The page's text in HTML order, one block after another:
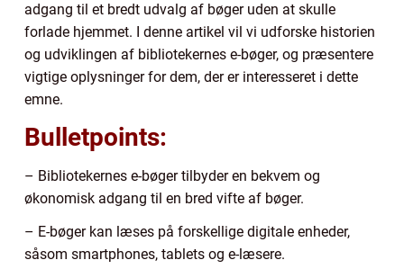
adgang til et bredt udvalg af bøger uden at skulle
forlade hjemmet. I denne artikel vil vi udforske historien
og udviklingen af bibliotekernes e-bøger, og præsentere
vigtige oplysninger for dem, der er interesseret i dette
emne.
Bulletpoints:
– Bibliotekernes e-bøger tilbyder en bekvem og
økonomisk adgang til en bred vifte af bøger.
– E-bøger kan læses på forskellige digitale enheder,
såsom smartphones, tablets og e-læsere.